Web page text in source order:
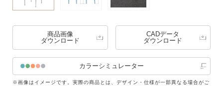
商品画像
ダウンロード
CADデータ
ダウンロード
カラーシミュレーター
※画像はイメージです。実際の商品とは、デザイン・仕様が一部異なる場合がご